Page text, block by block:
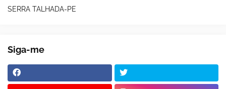
SERRA TALHADA-PE
Siga-me